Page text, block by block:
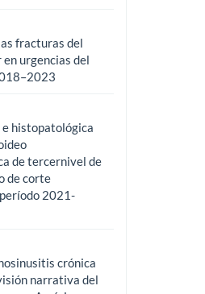
fracturas del
urgencias del
histopatológica
de tercernivel de
de corte
2021-
crónica
narrativa del